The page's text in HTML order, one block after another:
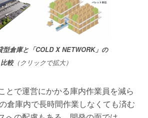
倉庫と「COLD X NETWORK」の
比較（クリックで拡大）
とで運営にかかる庫内作業員を減ら
倉庫内で長時間作業しなくても済む